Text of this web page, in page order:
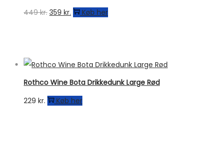
449kr. 359 kr. Køb her
Rothco Wine Bota Drikkedunk Large Rød
229 kr. Køb her